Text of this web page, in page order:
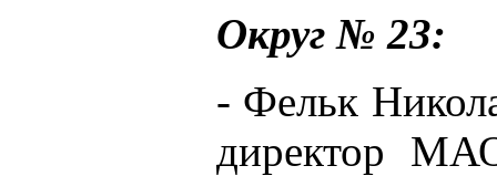
Округ № 23:
- Фельк
директор